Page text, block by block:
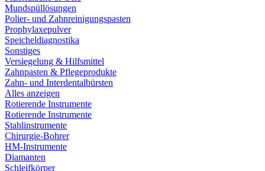
Mundspüllösungen
Polier- und Zahnreinigungspasten
Prophylaxepulver
Speicheldiagnostika
Sonstiges
Versiegelung & Hilfsmittel
Zahnpasten & Pflegeprodukte
Zahn- und Interdentalbürsten
Alles anzeigen
Rotierende Instrumente
Rotierende Instrumente
Stahlinstrumente
Chirurgie-Bohrer
HM-Instrumente
Diamanten
Schleifkörper